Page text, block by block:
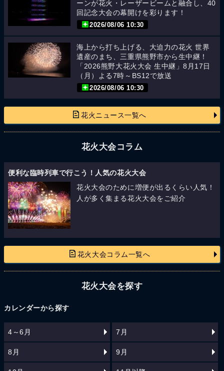
ーンが花火・レーザービームと融合し、40
回記念大会の幕開けを彩ります！
2026/08/06 10:30
海上から打ち上げる、大迫力の花火 世界
遺産のまち、三重県熊野市から生中継！
「2026熊野大花火大会 生中継」8月17日
（月）よる7時～BS12で放送
2026/08/06 10:30
花火ニュース一覧へ
花火大会コラム
便利な臨時列車で行こう！人気の花火大会
花火大会のために増便が出るくらい人気！
人が多く集まる花火大会をご紹介
花火大会コラム一覧へ
花火大会を探す
カレンダーから探す
4～6月 7月
8月 9月